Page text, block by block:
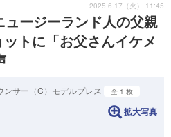
ージーランド人の父親
トに「お父さんイケメ
2025.6.17（火） 11:45
ンサー（C）モデルプレス 全 1 枚
拡大写真